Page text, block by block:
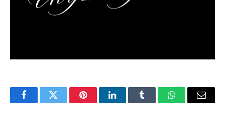
FacebookTwitter PinterestLinkedInTumblr WhatsAppEmail